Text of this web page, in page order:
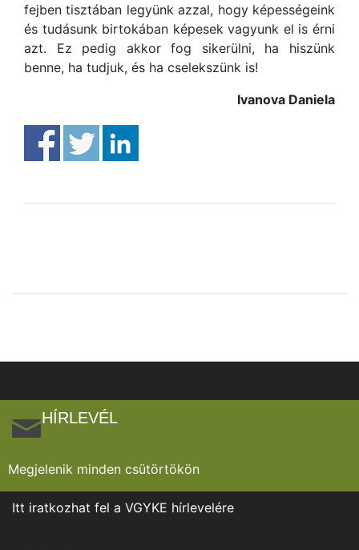
fejben tisztában legyünk azzal, hogy képességeink
és tudásunk birtokában képesek vagyunk el is érni
azt. Ez pedig akkor fog sikerülni, ha hiszünk
benne, ha tudjuk, és ha cselekszünk is!
Ivanova Daniela
HÍRLEVÉL
Megjelenik minden csütörtökön
Itt iratkozhat fel a VGYKE hírlevelére